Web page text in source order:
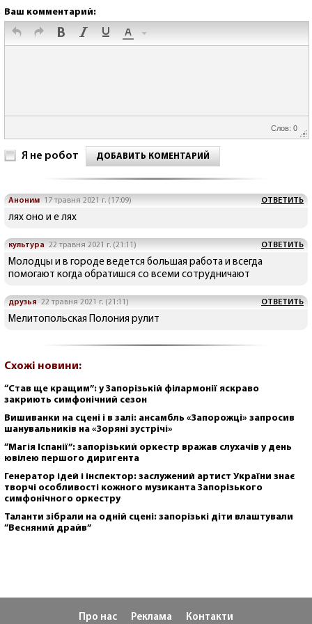
Ваш комментарий:
Слов: 0
Я не робот ДОБАВИТЬ КОМЕНТАРИЙ
Аноним 17 травня 2021 г. (17:09) ОТВЕТИТЬ
лях оно и е лях
культура 22 травня 2021 г. (21:11) ОТВЕТИТЬ
Молодцы и в городе ведется большая работа и всегда
помогают когда обратишся со всеми сотрудничают
друзья 22 травня 2021 г. (21:11) ОТВЕТИТЬ
Мелитопольская Полония рулит
Схожі новини:
“Став ще кращим”: у Запорізькій філармонії яскраво
закриють симфонічний сезон
Вишиванки на сцені і в залі: ансамбль «Запорожці» запросив
шанувальників на «Зоряні зустрічі»
“Магія Іспанії”: запорізький оркестр вражав слухачів у день
ювілею першого диригента
Генератор ідей і інспектор: заслужений артист України знає
творчі особливості кожного музиканта Запорізького
симфонічного оркестру
Таланти зібрали на одній сцені: запорізькі діти влаштували
“Весняний драйв”
Про нас Реклама Контакти